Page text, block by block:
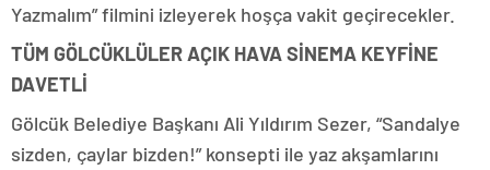
Yazmalım” filmini izleyerek hoşça vakit geçirecekler.
TÜM GÖLCÜKLÜLER AÇIK HAVA SİNEMA KEYFİNE
DAVETLİ
Gölcük Belediye Başkanı Ali Yıldırım Sezer, “Sandalye
sizden, çaylar bizden!” konsepti ile yaz akşamlarını